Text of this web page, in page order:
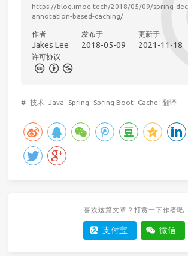
https://blog.imoe.tech/2018/05/09/spring-
annotation-based-caching/
作者
Jakes Lee
发布于
2018-05-09
更新于
2021-11-18
许可协议
# 技术 Java Spring Spring Boot Cache 翻译
喜欢这篇文章？打赏一下作者吧
支付宝 微信